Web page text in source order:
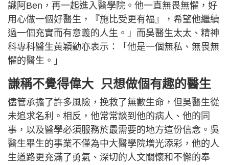
識阿Ben，再一起進入醫學院。他一直無畏無懼，好
用心做一個好醫生，『施比受更有福』，希望他繼續
過一個充實而有意義的人生。」而吳醫生太太、精神
科專科醫生黃穎勤亦表示：「他是一個無私、無畏無
懼的醫生。」
謙稱不覺得偉大 只想做個有趣的醫生
儘管承擔了許多風險，挽救了無數生命，但吳醫生從
未追求名利。相反，他常常談到他的病人、他的同
事，以及醫學必須服務於最需要的地方這份信念。吳
醫生畢生的事業不僅為中大醫學院增光添彩，他的人
生道路更充滿了勇氣、深切的人文關懷和不懈的奉